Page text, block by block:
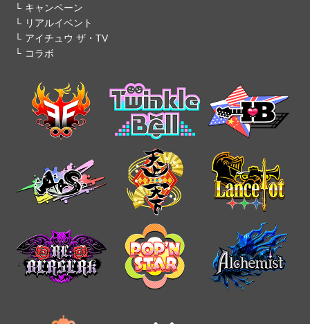
キャンペーン
リアルイベント
アイチュウ ザ・TV
コラボ